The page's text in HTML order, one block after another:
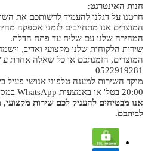
חנות האינטרנט:
חרטנו על דגלנו להעמיד לרשותכם את
המוצרים אנו מתחייבים לזמני אספקה
המהירה שלנו עם שליח עד פתח הדלת.
שירות הלקוחות שלנו מקצועי ואדיב,
המוצרים, הזמנתכם או כל שאלה אחרת
0522919281
20:00 בטל' או באמצעות WhatsApp במס' .0522919281
אנו מבטיחים להעניק לכם שירות
לביתכם.